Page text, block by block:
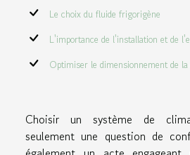
Le choix du fluide frigorigène
L'importance de l'installation et de
Optimiser le dimensionnement de
Choisir un système de
seulement une question de